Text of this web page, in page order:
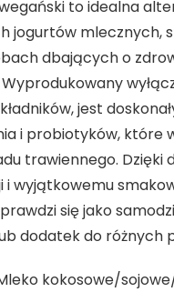
to idealna
jogurtów mlecznych,
dbających o
jest
i probiotyków, które
trawiennego. Dzięki
i wyjątkowemu
się jako
dodatek do różnych
kokosowe/